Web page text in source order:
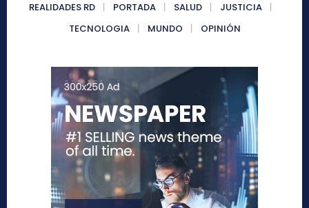
REALIDADES RD PORTADA SALUD
JUSTICIA
TECNOLOGIA
MUNDO OPINIÓN